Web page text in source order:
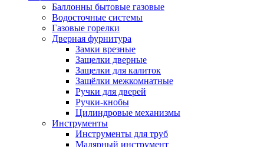
Баллонны бытовые газовые
Водосточные системы
Газовые горелки
Дверная фурнитура
Замки врезные
Защелки дверные
Защелки для калиток
Защёлки межкомнатные
Ручки для дверей
Ручки-кнобы
Цилиндровые механизмы
Инструменты
Инструменты для труб
Малярный инструмент